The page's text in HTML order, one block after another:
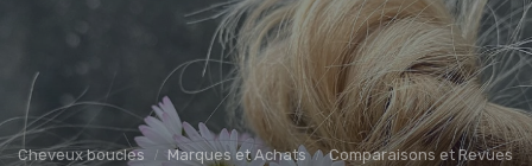
Cheveux boucles Marques et Achats Comparaisons et Revues